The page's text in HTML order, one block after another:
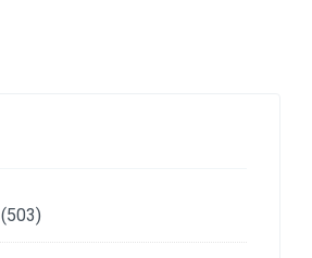
(503)